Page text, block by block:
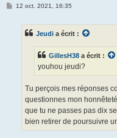
M
12 oct. 2021, 16:35
Jeudi a écrit :
GillesH38 a écrit :
youhou jeudi?
Tu perçois mes réponses
questionnes mon
que tu ne passes pas dix
bien retirer de poursuivre